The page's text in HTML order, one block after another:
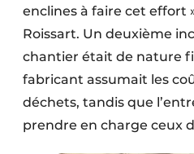
enclines à faire cet effort
Roissart. Un deuxième
chantier était de nature
fabricant assumait les
déchets, tandis que
prendre en charge ceux